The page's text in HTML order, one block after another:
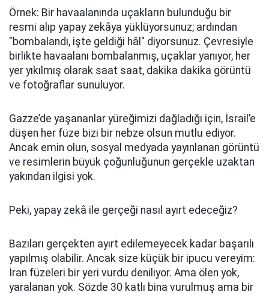
Örnek: Bir havaalanında uçakların bulunduğu bir
resmi alıp yapay zekâya yüklüyorsunuz; ardından
"bombalandı, işte geldiği hâl" diyorsunuz. Çevresiyle
birlikte havaalanı bombalanmış, uçaklar yanıyor, her
yer yıkılmış olarak saat saat, dakika dakika görüntü
ve fotoğraflar sunuluyor.
Gazze’de yaşananlar yüreğimizi dağladığı için, İsrail’e
düşen her füze bizi bir nebze olsun mutlu ediyor.
Ancak emin olun, sosyal medyada yayınlanan görüntü
ve resimlerin büyük çoğunluğunun gerçekle uzaktan
yakından ilgisi yok.
Peki, yapay zekâ ile gerçeği nasıl ayırt edeceğiz?
Bazıları gerçekten ayırt edilemeyecek kadar başarılı
yapılmış olabilir. Ancak size küçük bir ipucu vereyim:
İran füzeleri bir yeri vurdu deniliyor. Ama ölen yok,
yaralanan yok. Sözde 30 katlı bina vurulmuş ama bir